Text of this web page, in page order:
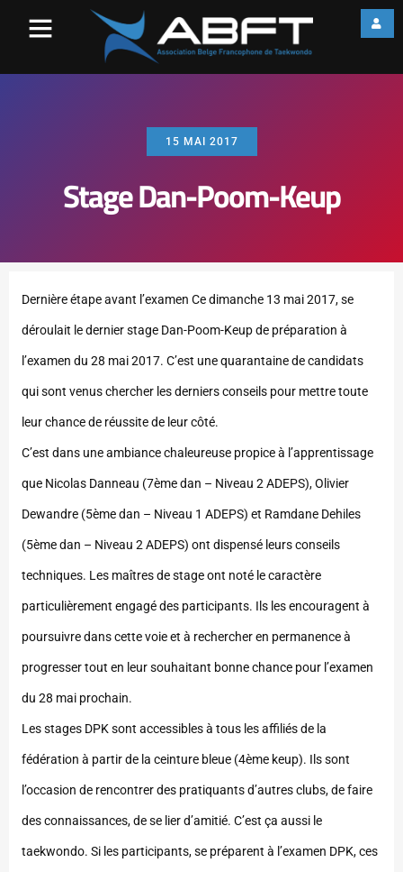
15 MAI 2017
Stage Dan-Poom-Keup
Dernière étape avant l’examen Ce dimanche 13 mai 2017, se
déroulait le dernier stage Dan-Poom-Keup de préparation à
l’examen du 28 mai 2017. C’est une quarantaine de candidats
qui sont venus chercher les derniers conseils pour mettre toute
leur chance de réussite de leur côté.
C’est dans une ambiance chaleureuse propice à l’apprentissage
que Nicolas Danneau (7ème dan – Niveau 2 ADEPS), Olivier
Dewandre (5ème dan – Niveau 1 ADEPS) et Ramdane Dehiles
(5ème dan – Niveau 2 ADEPS) ont dispensé leurs conseils
techniques. Les maîtres de stage ont noté le caractère
particulièrement engagé des participants. Ils les encouragent à
poursuivre dans cette voie et à rechercher en permanence à
progresser tout en leur souhaitant bonne chance pour l’examen
du 28 mai prochain.
Les stages DPK sont accessibles à tous les affiliés de la
fédération à partir de la ceinture bleue (4ème keup). Ils sont
l’occasion de rencontrer des pratiquants d’autres clubs, de faire
des connaissances, de se lier d’amitié. C’est ça aussi le
taekwondo. Si les participants, se préparent à l’examen DPK, ces